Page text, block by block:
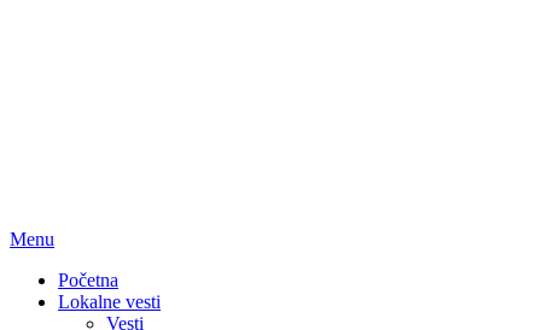
Menu
Početna
Lokalne vesti
Vesti